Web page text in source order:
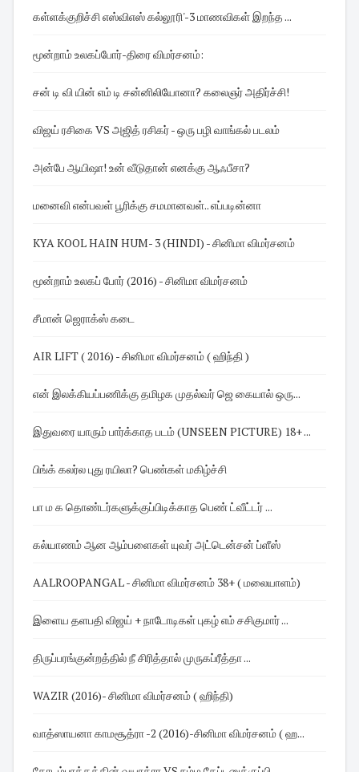
கள்ளக்குறிச்சி எஸ்விஎஸ் கல்லூரி'-3 மாணவிகள் இறந்த ...
மூன்றாம் உலகப்போர்-திரை விமர்சனம்:
சன் டி வி யின் எம் டி சன்னிலியோனா? கலைஞர் அதிர்ச்சி!
விஜய் ரசிகை VS அஜித் ரசிகர் - ஒரு பழி வாங்கல் படலம்
அன்பே ஆயிஷா! உன் வீடுதான் எனக்கு ஆஃபீசா?
மனைவி என்பவள் பூரிக்கு சமமானவள்.. எப்படின்னா
KYA KOOL HAIN HUM- 3 (HINDI) - சினிமா விமர்சனம்
மூன்றாம் உலகப் போர் (2016) - சினிமா விமர்சனம்
சீமான் ஜெராக்ஸ் கடை
AIR LIFT ( 2016) - சினிமா விமர்சனம் ( ஹிந்தி )
என் இலக்கியப்பணிக்கு தமிழக முதல்வர் ஜெ கையால் ஒரு...
இதுவரை யாரும் பார்க்காத படம் (UNSEEN PICTURE) 18+ ...
பிங்க் கலர்ல புது ரயிலா? பெண்கள் மகிழ்ச்சி
பா ம க தொண்டர்களுக்குப்பிடிக்காத பெண் ட்வீட்டர் ...
கல்யாணம் ஆன ஆம்பளைகள் யுவர் அட்டென்சன் ப்ளீஸ்
AALROOPANGAL - சினிமா விமர்சனம் 38+ ( மலையாளம்)
இளைய தளபதி விஜய் + நாடோடிகள் புகழ் எம் சசிகுமார் ...
திருப்பரங்குன்றத்தில் நீ சிரித்தால் முருகப்ரீத்தா ...
WAZIR (2016)- சினிமா விமர்சனம் ( ஹிந்தி)
வாத்ஸாயனா காமசூத்ரா -2 (2016)-சினிமா விமர்சனம் ( ஹ...